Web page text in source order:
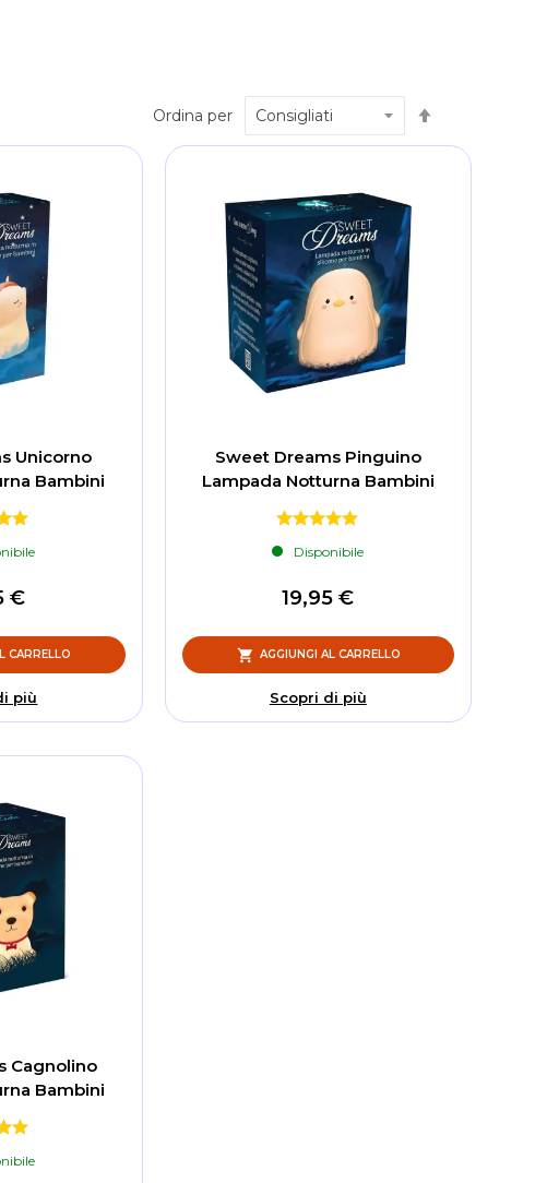
Ordina per
direzione
Unicorno
Bambini
€
CARRELLO
più
Sweet Dreams Pinguino
Lampada Notturna Bambini
Disponibile
19,95 €
AGGIUNGI AL CARRELLO
Scopri di più
Cagnolino
Bambini